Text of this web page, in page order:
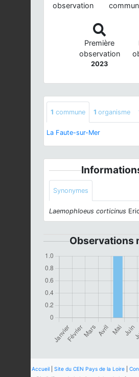
observation
Première
observation
2023
1 commune 1 organisme
La Faute-sur-Mer
Synonymes
Laemophloeus corticinus
Observations
Accueil Site du CEN Pays de la Loire